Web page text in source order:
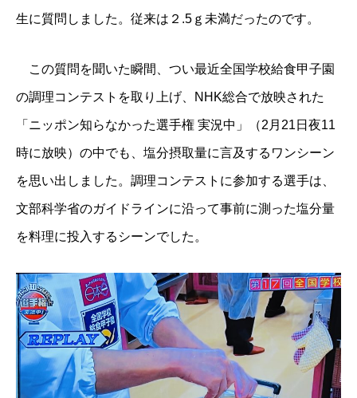
生に質問しました。従来は２.5ｇ未満だったのです。
この質問を聞いた瞬間、つい最近全国学校給食甲子園
の調理コンテストを取り上げ、NHK総合で放映された
「ニッポン知らなかった選手権 実況中」（2月21日夜11
時に放映）の中でも、塩分摂取量に言及するワンシーン
を思い出しました。調理コンテストに参加する選手は、
文部科学省のガイドラインに沿って事前に測った塩分量
を料理に投入するシーンでした。